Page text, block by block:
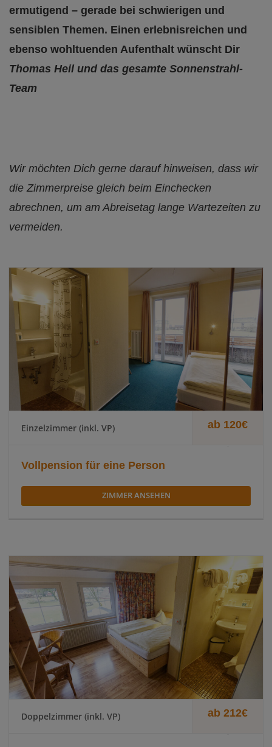
ermutigend – gerade bei schwierigen und
sensiblen Themen. Einen erlebnisreichen und
ebenso wohltuenden Aufenthalt wünscht Dir
Thomas Heil und das gesamte Sonnenstrahl-
Team
Wir möchten Dich gerne darauf hinweisen, dass wir
die Zimmerpreise gleich beim Einchecken
abrechnen, um am Abreisetag lange Wartezeiten zu
vermeiden.
Einzelzimmer (inkl. VP) ab 120€
Vollpension für eine Person
ZIMMER ANSEHEN
Doppelzimmer (inkl. VP) ab 212€